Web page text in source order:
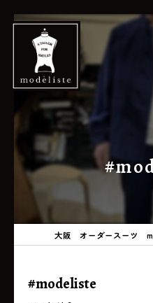
大阪 オーダースーツ
#modeliste